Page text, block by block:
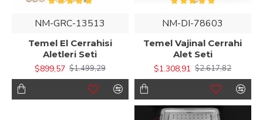
NM-GRC-13513
Temel El Cerrahisi
Aletleri Seti
$899,57 $1.499,29
NM-DI-78603
Temel Vajinal Cerrahi
Alet Seti
$1.308,91 $2.617,82